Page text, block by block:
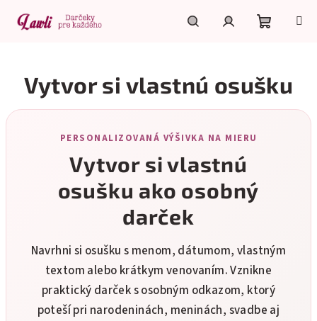
obsah
košík
Vytvor si vlastnú osušku
PERSONALIZOVANÁ VÝŠIVKA NA MIERU
Vytvor si vlastnú
osušku ako osobný
darček
Navrhni si osušku s menom, dátumom, vlastným
textom alebo krátkym venovaním. Vznikne
praktický darček s osobným odkazom, ktorý
poteší pri narodeninách, meninách, svadbe aj